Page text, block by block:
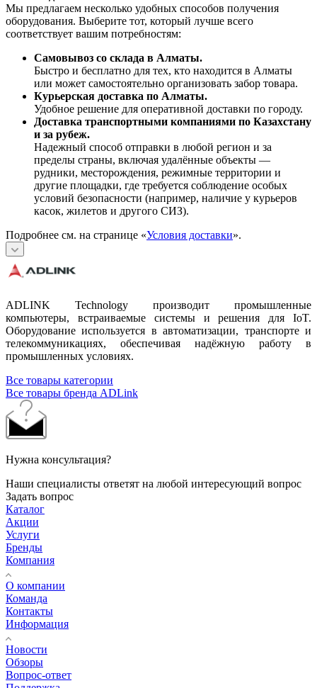
Мы предлагаем несколько удобных способов получения
оборудования. Выберите тот, который лучше всего
соответствует вашим потребностям:
Самовывоз со склада в Алматы.
Быстро и бесплатно для тех, кто находится в Алматы
или может самостоятельно организовать забор товара.
Курьерская доставка по Алматы.
Удобное решение для оперативной доставки по городу.
Доставка транспортными компаниями по Казахстану
и за рубеж.
Надежный способ отправки в любой регион и за
пределы страны, включая удалённые объекты —
рудники, месторождения, режимные территории и
другие площадки, где требуется соблюдение особых
условий безопасности (например, наличие у курьеров
касок, жилетов и другого СИЗ).
Подробнее см. на странице «Условия доставки».
ADLINK Technology производит промышленные
компьютеры, встраиваемые системы и решения для IoT.
Оборудование используется в автоматизации, транспорте и
телекоммуникациях, обеспечивая надёжную работу в
промышленных условиях.
Все товары категории
Все товары бренда ADLink
Нужна консультация?
Наши специалисты ответят на любой интересующий вопрос
Задать вопрос
Каталог
Акции
Услуги
Бренды
Компания
О компании
Команда
Контакты
Информация
Новости
Обзоры
Вопрос-ответ